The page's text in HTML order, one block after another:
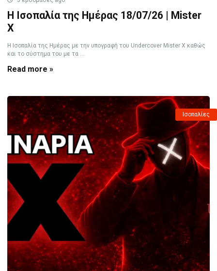
Η Ισοπαλία της Ημέρας 18/07/26 | Mister
X
Η Ισοπαλία της Ημέρας με την υπογραφή του Undercover Mister X καθώς
και το σύστημα του με τα ...
Read more »
Ισοπαλίες